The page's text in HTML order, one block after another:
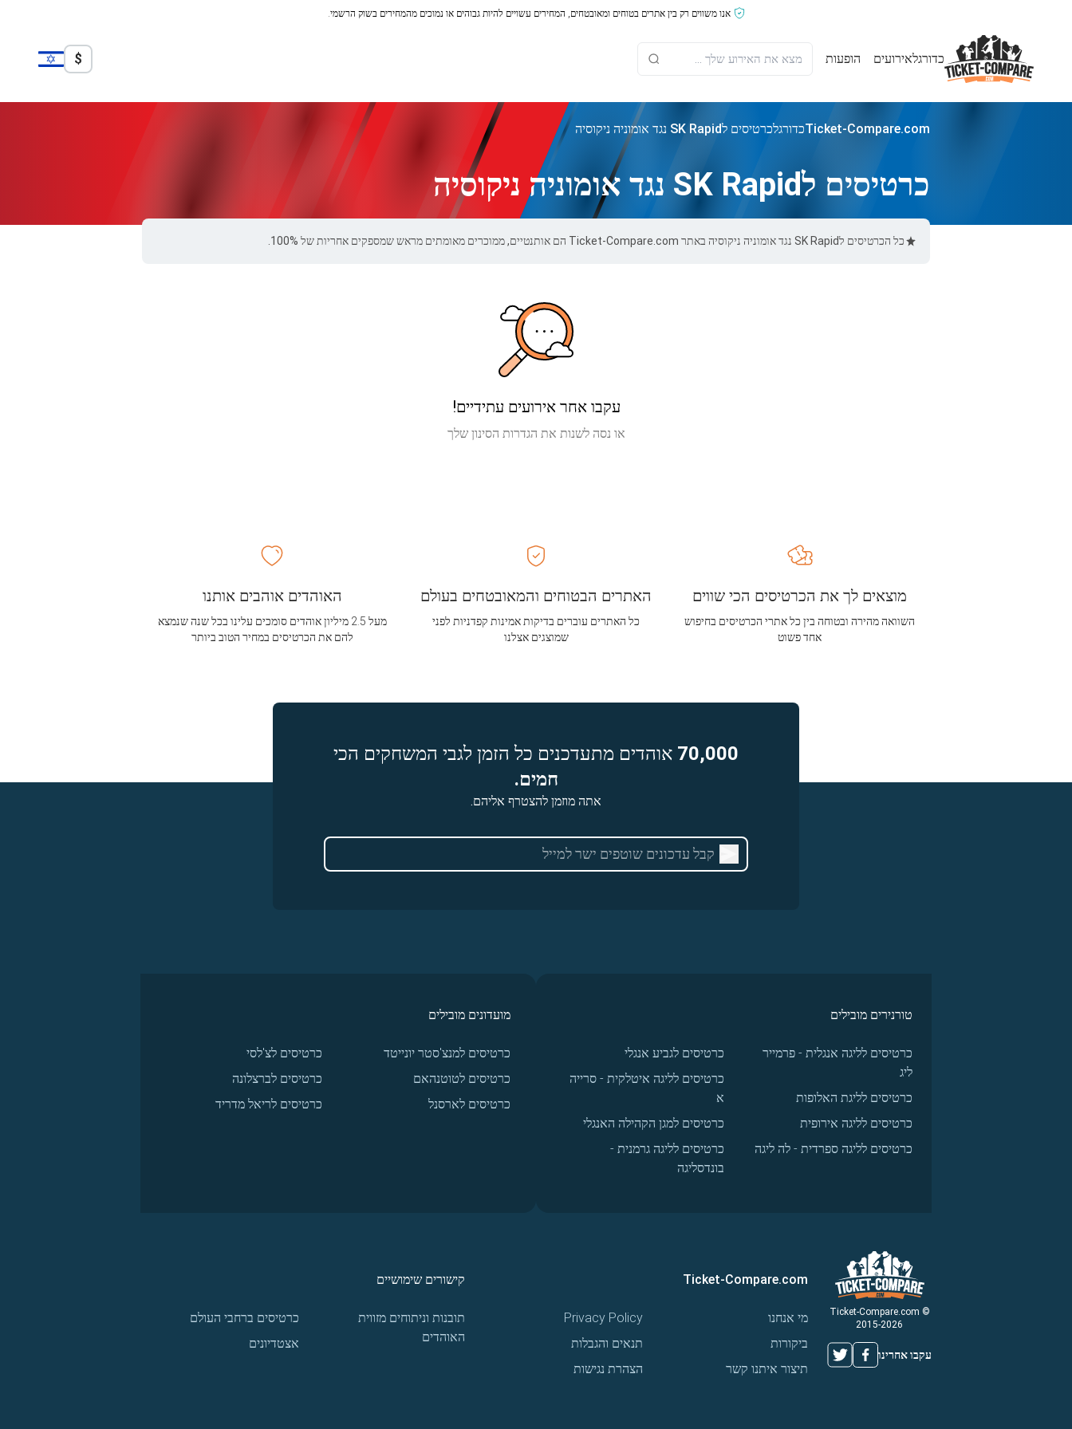
אנו משווים רק בין אתרים בטוחים ומאובטחים, המחירים עשויים להיות גבוהים או נמוכים מהמחירים בשוק הרשמי.
כדורגלאירועים הופעות $
Ticket-Compare.comכדורגלכרטיסים לSK Rapid נגד אומוניה ניקוסיה
כרטיסים לSK Rapid נגד אומוניה ניקוסיה
כל הכרטיסים לSK Rapid נגד אומוניה ניקוסיה באתר Ticket-Compare.com הם אותנטיים, ממוכרים מאומתים מראש שמספקים אחריות של 100%.
עקבו אחר אירועים עתידיים!
או נסה לשנות את הגדרות הסינון שלך
האתרים הבטוחים והמאובטחים בעולם
כל האתרים עוברים בדיקות אמינות קפדניות לפני
שמוצגים אצלנו
מוצאים לך את הכרטיסים הכי שווים
השוואה מהירה ובטוחה בין כל אתרי הכרטיסים בחיפוש
אחד פשוט
האוהדים אוהבים אותנו
מעל 2.5 מיליון אוהדים סומכים עלינו בכל שנה שנמצא
להם את הכרטיסים במחיר הטוב ביותר
70,000 אוהדים מתעדכנים כל הזמן לגבי המשחקים הכי
חמים.
אתה מוזמן להצטרף אליהם.
טורנירים מובילים
כרטיסים לליגה אנגלית - פרמייר
ליג
כרטיסים לליגת האלופות
כרטיסים לליגה אירופית
כרטיסים לליגה ספרדית - לה ליגה
כרטיסים לגביע אנגלי
כרטיסים לליגה איטלקית - סרייה
א
כרטיסים למגן הקהילה האנגלי
כרטיסים לליגה גרמנית -
בונדסליגה
מועדונים מובילים
כרטיסים למנצ'סטר יונייטד
כרטיסים לטוטנהאם
כרטיסים לארסנל
כרטיסים לצ'לסי
כרטיסים לברצלונה
כרטיסים לריאל מדריד
© Ticket-Compare.com
2015-2026
עקבו אחרינו
Ticket-Compare.com
מי אנחנו
ביקורות
תיצור איתנו קשר
Privacy Policy
תנאים והגבלות
הצהרת נגישות
קישורים שימושיים
תובנות וניתוחים מזווית
האוהדים
כרטיסים ברחבי העולם
אצטדיונים